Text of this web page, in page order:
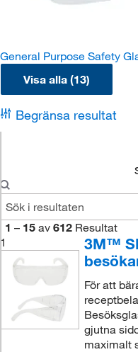
General Purpose Safety
Visa alla (13)
Begränsa resultat
1 – 15 av 612 Resultat
1
3M™
För att
gjutna
maximalt